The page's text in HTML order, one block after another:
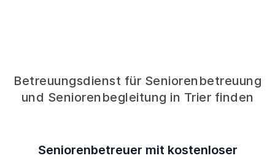
Betreuungsdienst für Seniorenbetreuung
und Seniorenbegleitung in Trier finden
Seniorenbetreuer mit kostenloser